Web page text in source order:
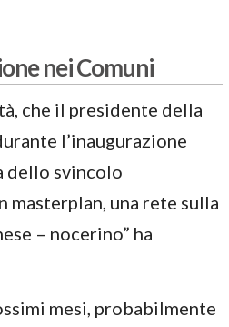
nei Comuni
che il presidente della
l’inaugurazione
dello svincolo
masterplan, una rete sulla
– nocerino” ha
mesi, probabilmente